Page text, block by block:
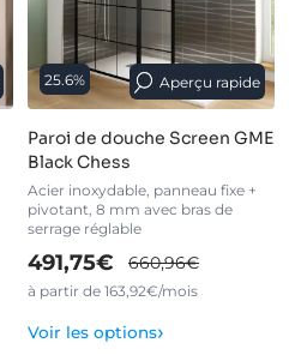
25.6% Aperçu rapide
Paroi de douche Screen GME
Black Chess
Acier inoxydable, panneau fixe +
pivotant, 8 mm avec bras de
serrage réglable
491,75€ 660,96€
à partir de 163,92€/mois
Voir les options›